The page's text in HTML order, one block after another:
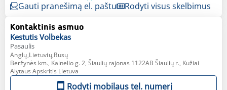
Gauti pranešimą el. paštu Rodyti visus skelbimus
Kontaktinis asmuo
Kestutis Volbekas
Pasaulis
Anglų,Lietuvių,Rusų
Beržynės km., Kalnelio g. 2, Šiaulių rajonas 1122AB Šiaulių r., Kužiai
Alytaus Apskritis Lietuva
Rodyti mobilaus tel. numerį